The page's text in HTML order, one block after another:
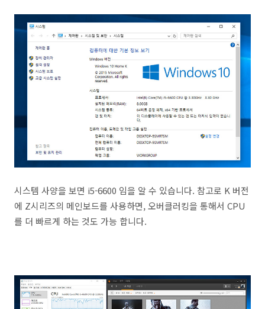
시스템 사양을 보면 i5-6600 임을 알 수 있습니다. 참고로 K 버전
에 Z시리즈의 메인보드를 사용하면, 오버클러킹을 통해서 CPU
를 더 빠르게 하는 것도 가능 합니다.